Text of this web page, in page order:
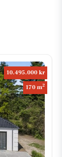
10.495.000 kr
170 m2